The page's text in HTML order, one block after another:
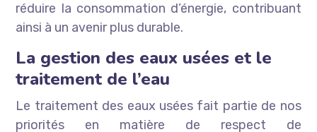
réduire la consommation d’énergie, contribuant
ainsi à un avenir plus durable.
La gestion des eaux usées et le
traitement de l’eau
Le traitement des eaux usées fait partie de nos
priorités en matière de respect de